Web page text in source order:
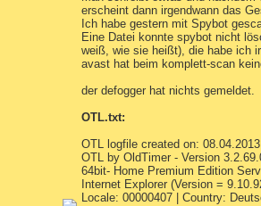
erscheint dann irgendwann das
Ich habe gestern mit Spybot
Eine Datei konnte spybot nicht
weiß, wie sie heißt), die habe ich
avast hat beim komplett-scan
der defogger hat nichts gemeldet.
OTL.txt:
OTL logfile created on:
OTL by OldTimer - Version
64bit- Home Premium Edition
Internet Explorer (Version =
Locale: 00000407 | Country: